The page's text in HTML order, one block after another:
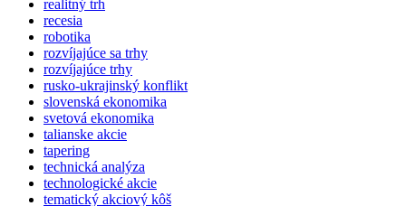
realitný trh
recesia
robotika
rozvíjajúce sa trhy
rozvíjajúce trhy
rusko-ukrajinský konflikt
slovenská ekonomika
svetová ekonomika
talianske akcie
tapering
technická analýza
technologické akcie
tematický akciový kôš